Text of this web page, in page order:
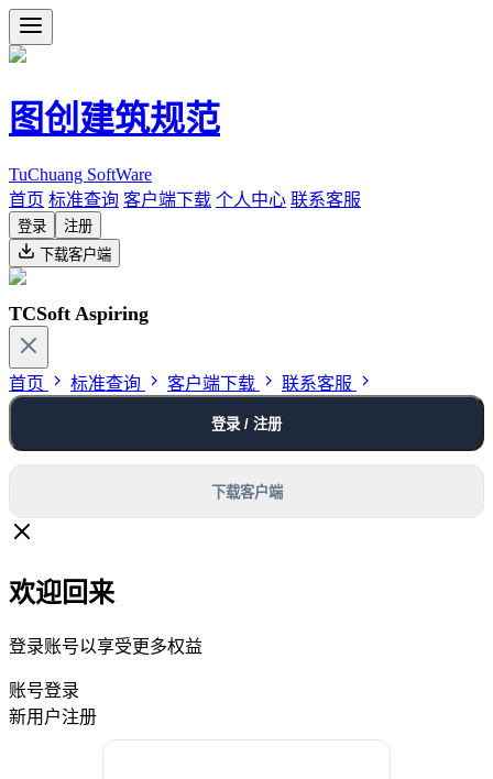
图创建筑规范
TuChuang SoftWare
首页 标准查询 客户端下载 个人中心 联系客服
登录
注册
下载客户端
TCSoft Aspiring
首页 标准查询 客户端下载 联系客服
登录 / 注册
下载客户端
欢迎回来
登录账号以享受更多权益
账号登录
新用户注册